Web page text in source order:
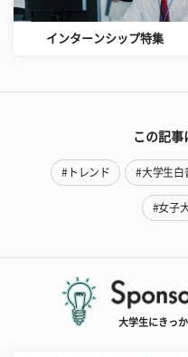
インターンシップ特集
この記事
#トレンド #大学生白
#女子
大学生にきっ